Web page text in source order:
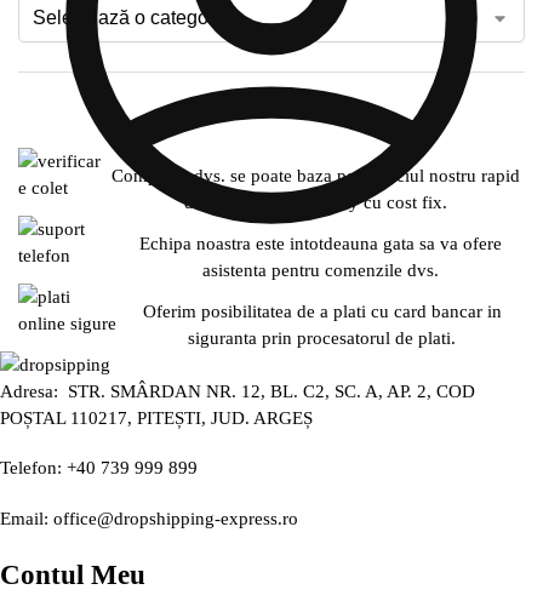
Compania dvs. se poate baza pe serviciul nostru rapid
de expediere SameDay cu cost fix.
Echipa noastra este intotdeauna gata sa va ofere
asistenta pentru comenzile dvs.
Oferim posibilitatea de a plati cu card bancar in
siguranta prin procesatorul de plati.
Adresa: STR. SMÂRDAN NR. 12, BL. C2, SC. A, AP. 2, COD
POȘTAL 110217, PITEȘTI, JUD. ARGEȘ
Telefon: +40 739 999 899
Email: office@dropshipping-express.ro
Contul Meu